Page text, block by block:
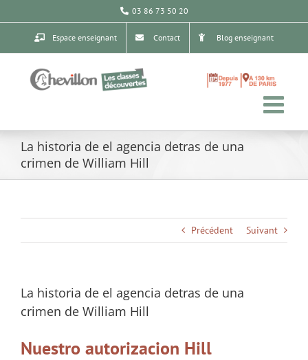
au
03 86 73 50 20
Espace enseignant Contact Blog enseignant
La historia de el agencia detras de una
crimen de William Hill
Précédent Suivant
La historia de el agencia detras de una
crimen de William Hill
Nuestro autorizacion Hill